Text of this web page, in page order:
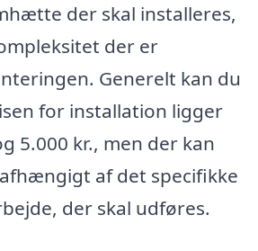
der skal installeres,
der er
Generelt kan du
for installation ligger
5.000 kr., men der kan
af det specifikke
der skal udføres.